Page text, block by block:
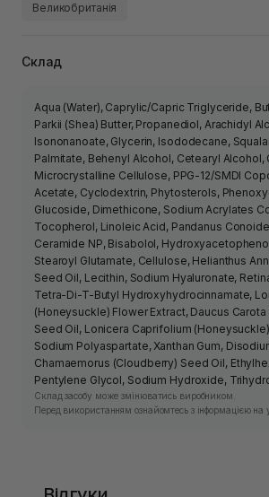
Великобританія
Склад
Aqua (Water), Caprylic/Capric Triglyceride,
Parkii (Shea) Butter, Propanediol, Arachidyl
Isononanoate, Glycerin, Isododecane,
Palmitate, Behenyl Alcohol, Cetearyl Alcohol,
Microcrystalline Cellulose, PPG-12/SMDI
Acetate, Cyclodextrin, Phytosterols,
Glucoside, Dimethicone, Sodium Acrylates
Tocopherol, Linoleic Acid, Pandanus
Ceramide NP, Bisabolol,
Stearoyl Glutamate, Cellulose, Helianthus
Seed Oil, Lecithin, Sodium Hyaluronate,
Tetra-Di-T-Butyl Hydroxyhydrocinnamate,
(Honeysuckle) Flower Extract, Daucus Carota
Seed Oil, Lonicera Caprifolium
Sodium Polyaspartate, Xanthan Gum,
Chamaemorus (Cloudberry) Seed Oil,
Pentylene Glycol, Sodium Hydroxide,
Склад засобу може змінюватись виробником.
Перед використанням ознайомтесь з інформацією на